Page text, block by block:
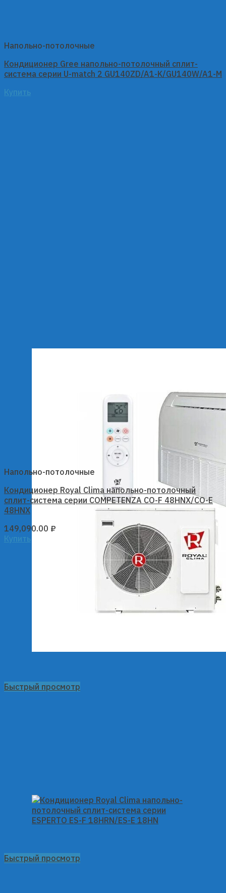
Напольно-потолочные
Кондиционер Gree напольно-потолочный сплит-
система серии U-match 2 GU140ZD/A1-K/GU140W/A1-M
Купить
Быстрый просмотр
Напольно-потолочные
Кондиционер Royal Clima напольно-потолочный
сплит-система серии COMPETENZA CO-F 48HNX/CO-E
48HNX
149,090.00 ₽
Купить
Быстрый просмотр